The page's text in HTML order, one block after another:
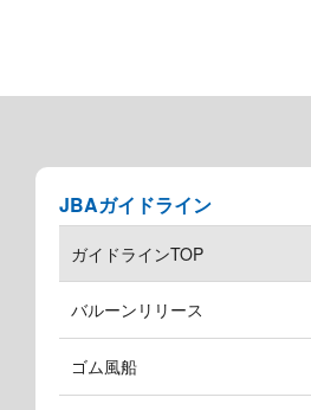
JBAガイドライン
ガイドラインTOP
バルーンリリース
ゴム風船